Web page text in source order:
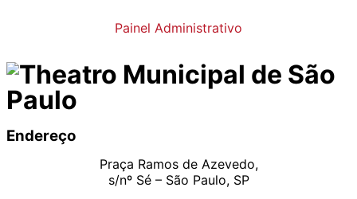
Painel Administrativo
Endereço
Praça Ramos de Azevedo,
s/nº Sé – São Paulo, SP